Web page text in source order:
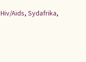
Hiv/Aids, Sydafrika,